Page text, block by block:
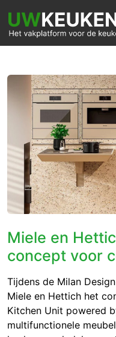
Miele en
concept voor
Tijdens de Milan
Miele en Hettich het
Kitchen Unit powered
multifunctionele